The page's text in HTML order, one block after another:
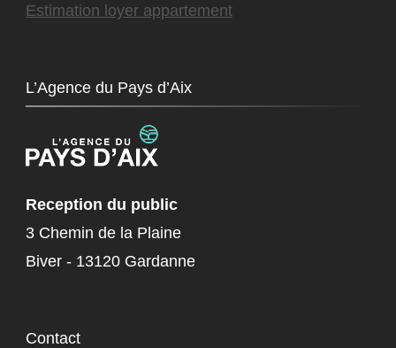
Estimation loyer appartement
L’Agence du Pays d’Aix
Reception du public
3 Chemin de la Plaine
Biver - 13120 Gardanne
Contact